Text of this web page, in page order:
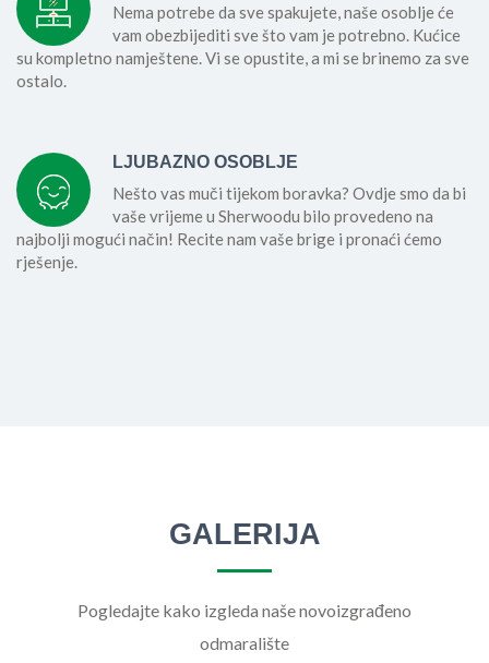
Nema potrebe da sve spakujete, naše osoblje će
vam obezbijediti sve što vam je potrebno. Kućice
su kompletno namještene. Vi se opustite, a mi se brinemo za sve
ostalo.
LJUBAZNO OSOBLJE
Nešto vas muči tijekom boravka? Ovdje smo da bi
vaše vrijeme u Sherwoodu bilo provedeno na
najbolji mogući način! Recite nam vaše brige i pronaći ćemo
rješenje.
GALERIJA
Pogledajte kako izgleda naše novoizgrađeno
odmaralište